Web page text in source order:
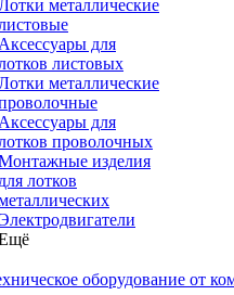
металлические
Аксессуары для
листовых
металлические
Аксессуары для
проволочных
изделия
для лотков